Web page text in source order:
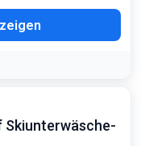
Skiunterwäsche-